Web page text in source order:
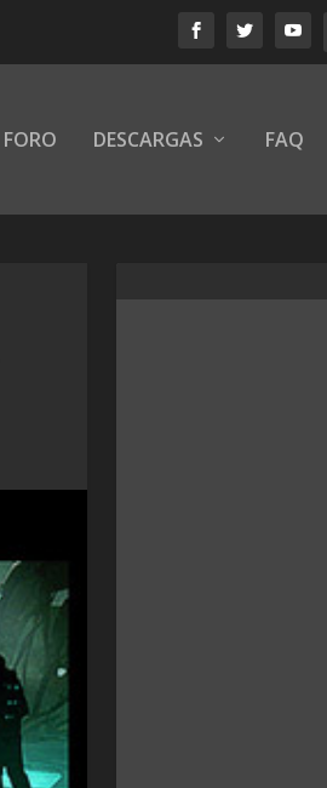
FORO DESCARGAS FAQ